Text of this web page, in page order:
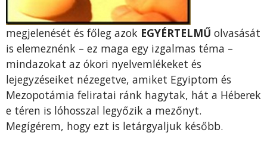
megjelenését és főleg azok EGYÉRTELMŰ olvasását
is elemeznénk – ez maga egy izgalmas téma –
mindazokat az ókori nyelvemlékeket és
lejegyzéseiket nézegetve, amiket Egyiptom és
Mezopotámia feliratai ránk hagytak, hát a Héberek
e téren is lóhosszal legyőzik a mezőnyt.
Megígérem, hogy ezt is letárgyaljuk később.